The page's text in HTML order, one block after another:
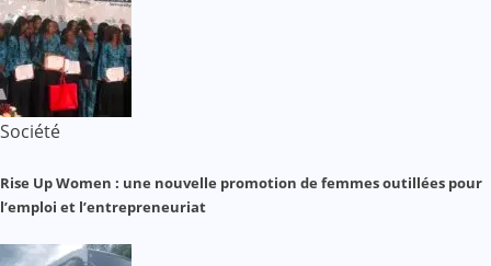
Société
Rise Up Women : une nouvelle promotion de femmes outillées pour
l’emploi et l’entrepreneuriat